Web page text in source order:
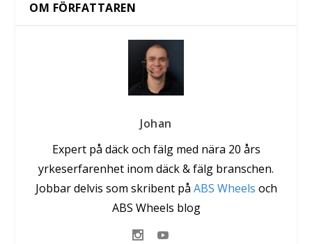
OM FÖRFATTAREN
Johan
Expert på däck och fälg med nära 20 års
yrkeserfarenhet inom däck & fälg branschen.
Jobbar delvis som skribent på ABS Wheels och
ABS Wheels blog